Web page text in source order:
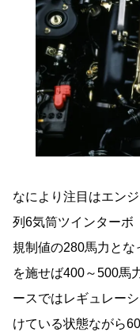
なにより注目はエン
列6気筒ツインターボ
規制値の280馬力と
を施せば400～500馬
ースではレギュレー
けている状態ながら